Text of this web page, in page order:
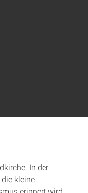
In der
kleine